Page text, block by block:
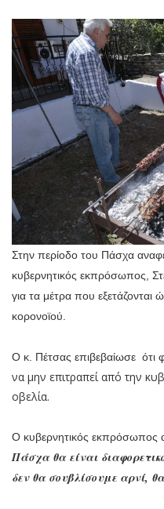
Στην περίοδο του Πάσχα
κυβερνητικός εκπρόσωπος,
για τα μέτρα που
κορονοϊού.
Ο κ . Πέτσας επιβεβαίωσε ότι
να μην επιτραπεί από την
οβελία.
Ο κυβερνητικός εκπρόσωπος
Πάσχα θα είναι
δεν θα σουβλίσουμε αρνί,